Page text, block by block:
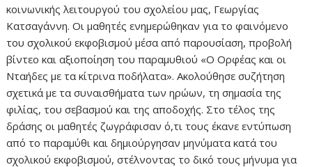
κοινωνικής λειτουργού του σχολείου μας, Γεωργίας
Κατσαγάννη. Οι μαθητές ενημερώθηκαν για το φαινόμενο
του σχολικού εκφοβισμού μέσα από παρουσίαση, προβολή
βίντεο και αξιοποίηση του παραμυθιού «Ο Ορφέας και οι
Νταήδες με τα κίτρινα ποδήλατα». Ακολούθησε συζήτηση
σχετικά με τα συναισθήματα των ηρώων, τη σημασία της
φιλίας, του σεβασμού και της αποδοχής. Στο τέλος της
δράσης οι μαθητές ζωγράφισαν ό,τι τους έκανε εντύπωση
από το παραμύθι και δημιούργησαν μηνύματα κατά του
σχολικού εκφοβισμού, στέλνοντας το δικό τους μήνυμα για